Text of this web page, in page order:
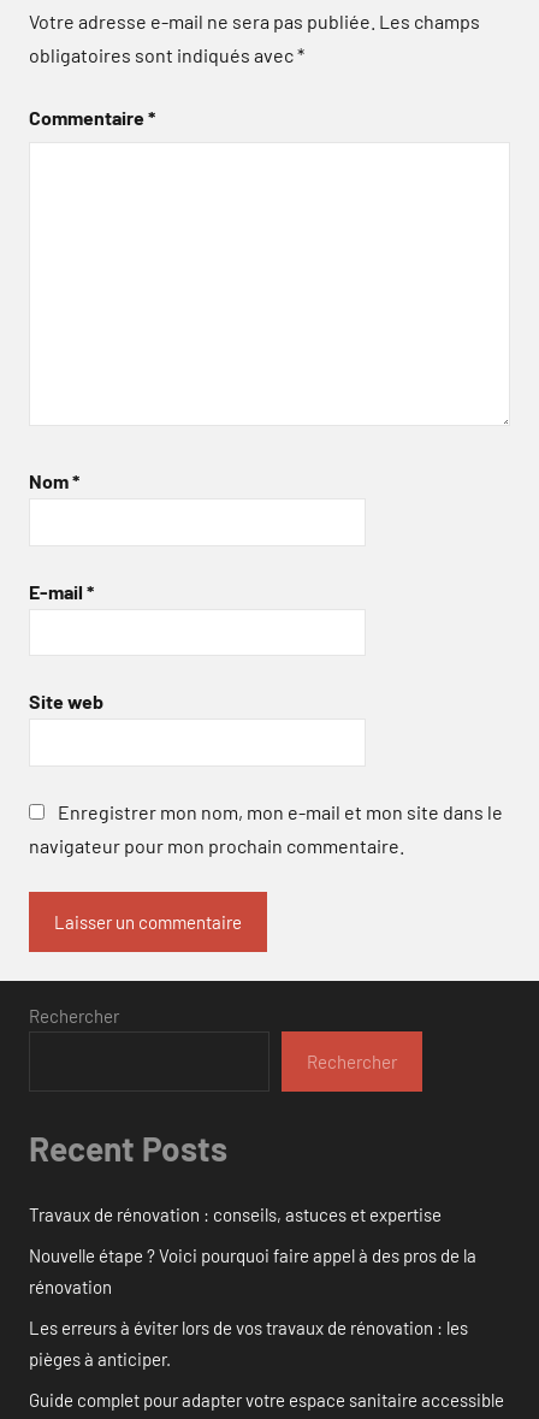
Votre adresse e-mail ne sera pas publiée. Les champs
obligatoires sont indiqués avec*
Commentaire*
Nom*
E-mail *
Site web
Enregistrer mon nom, mon e-mail et mon site dans le
navigateur pour mon prochain commentaire.
Rechercher
Rechercher
Recent Posts
Travaux de rénovation : conseils, astuces et expertise
Nouvelle étape ? Voici pourquoi faire appel à des pros de la
rénovation
Les erreurs à éviter lors de vos travaux de rénovation : les
pièges à anticiper.
Guide complet pour adapter votre espace sanitaire accessible